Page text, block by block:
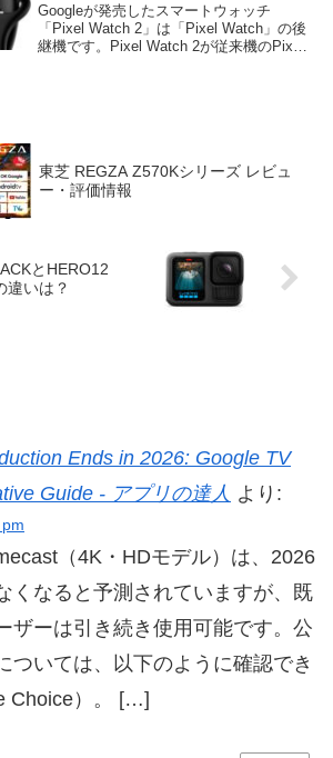
Googleが発売したスマートウォッチ
「Pixel Watch 2」は「Pixel Watch」の後
継機です。Pixel Watch 2が従来機のPixel
東芝 REGZA Z570Kシリーズ レビュ
ー・評価情報
とHERO12
違いは？
Ends in 2026: Google TV
Guide - アプリの達人 より:
（4K・HDモデル）は、2026
くなると予測されていますが、既
ザーは引き続き使用可能です。公
ついては、以下のように確認でき
Choice）。 […]